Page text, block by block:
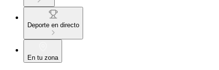
Deporte en directo
En tu zona